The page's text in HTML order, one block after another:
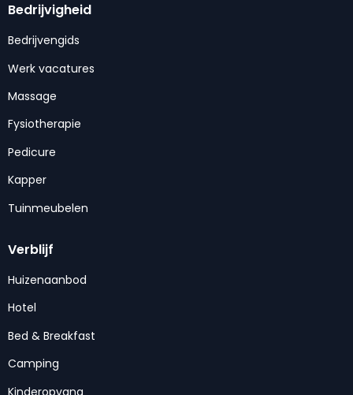
Bedrijvigheid
Bedrijvengids
Werk vacatures
Massage
Fysiotherapie
Pedicure
Kapper
Tuinmeubelen
Verblijf
Huizenaanbod
Hotel
Bed & Breakfast
Camping
Kinderopvang